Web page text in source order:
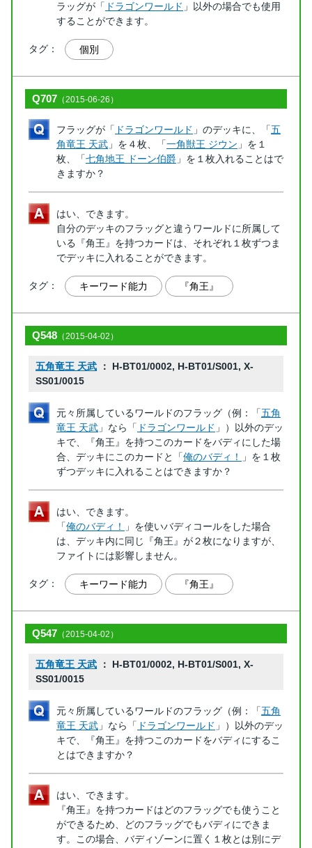
ラッグが「 ドラゴンワールド 」以外の場合でも使用
することができます。
タグ： 個別
Q707 （2015-06-26）
フラッグが「 ドラゴンワールド 」のデッキに、「五
角竜王 天武 」を４枚、「一角獣王 ジウン 」を１
枚、「七角地王 ドーン伯爵 」を１枚入れることはで
きますか？
はい、できます。
自分のデッキのフラッグと違うワールドに所属して
いる『角王』を持つカードは、それぞれ１枚ずつま
でデッキに入れることができます。
タグ： キーワード能力 『角王』
Q548 （2015-04-02）
五角竜王 天武 ： H-BT01/0002, H-BT01/S001, X-
SS01/0015
元々所属しているワールドのフラッグ（例：「五角
竜王 天武 」なら「 ドラゴンワールド 」）以外のデッ
キで、『角王』を持つこのカードをバディにした場
合、デッキにこのカードと「俺のバディ！
」を１枚
ずつデッキに入れることはできますか？
はい、できます。
「俺のバディ！
」を使いバディコールをした場合
は、デッキ内に同じ『角王』が２枚になりますが、
ファイトには影響しません。
タグ： キーワード能力 『角王』
Q547 （2015-04-02）
五角竜王 天武 ： H-BT01/0002, H-BT01/S001, X-
SS01/0015
元々所属しているワールドのフラッグ（例：「五角
竜王 天武 」なら「 ドラゴンワールド 」）以外のデッ
キで、『角王』を持つこのカードをバディにするこ
とはできますか？
はい、できます。
『角王』を持つカードはどのフラッグでも使うこと
ができるため、どのフラッグでもバディにできま
す。この場合、バディゾーンに置く１枚とは別にデ